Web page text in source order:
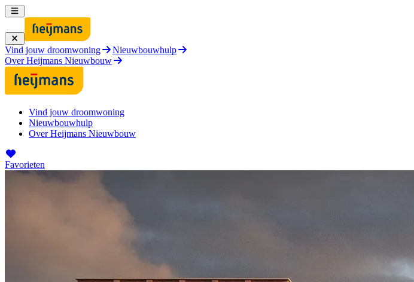
Vind jouw droomwoning
Nieuwbouwhulp
Over Heijmans Nieuwbouw
Vind jouw droomwoning
Nieuwbouwhulp
Over Heijmans Nieuwbouw
Favorieten